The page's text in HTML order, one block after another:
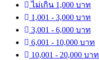
ไม่เกิน 1,000 บาท
1,001 - 3,000 บาท
3,001 - 6,000 บาท
6,001 - 10,000 บาท
10,001 - 20,000 บาท